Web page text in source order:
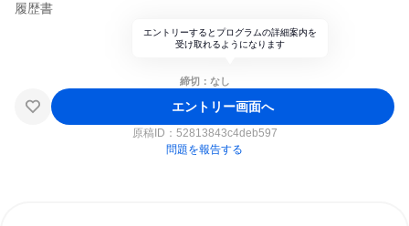
履歴書
エントリーするとプログラムの詳細案内を
受け取れるようになります
締切：なし
エントリー画面へ
原稿ID： 52813843c4deb597
問題を報告する